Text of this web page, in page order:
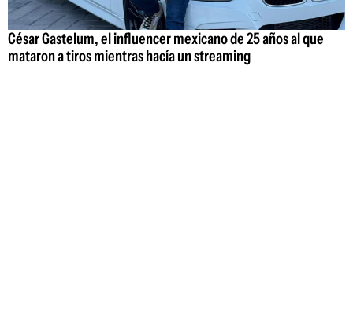
César Gastelum, el influencer mexicano de 25 años al que
mataron a tiros mientras hacía un streaming